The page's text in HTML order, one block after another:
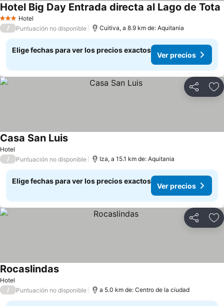
3 Estrellas
Hotel
Hotel Big Day Entrada directa al Lago de Tota
/ Puntuación no disponible Cuitiva, a 8.9 km de: Aquitania
Elige fechas para ver los precios exactos
Ver precios
Compartir
Hotel
Casa San LuisVer precios
/ Puntuación no disponible Iza, a 15.1 km de: Aquitania
Elige fechas para ver los precios exactos
Ver precios
Compartir
Hotel
RocaslindasVer precios
/ Puntuación no disponible a 5.0 km de: Centro de la ciudad